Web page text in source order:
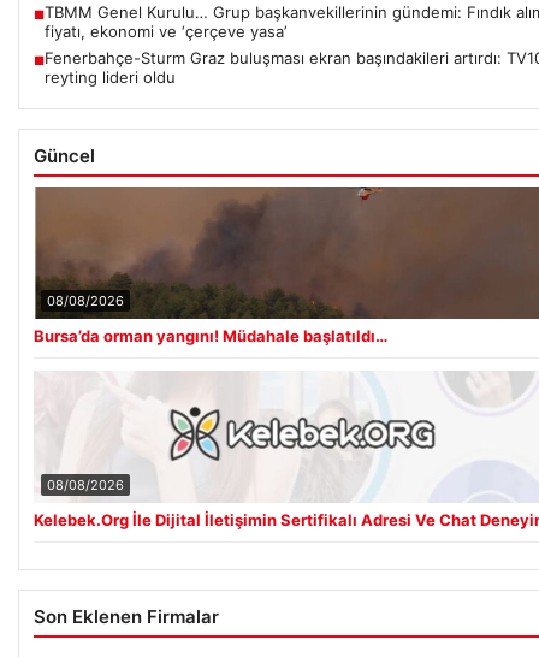
■TBMM Genel Kurulu… Grup başkanvekillerinin gündemi: Fındık
fiyatı, ekonomi ve ‘çerçeve yasa’
■Fenerbahçe-Sturm Graz buluşması ekran başındakileri artırdı:
reyting lideri oldu
Güncel
08/08/2026
Bursa’da orman yangını! Müdahale başlatıldı…
08/08/2026
Kelebek.Org İle Dijital İletişimin Sertifikalı Adresi Ve Chat
Son Eklenen Firmalar